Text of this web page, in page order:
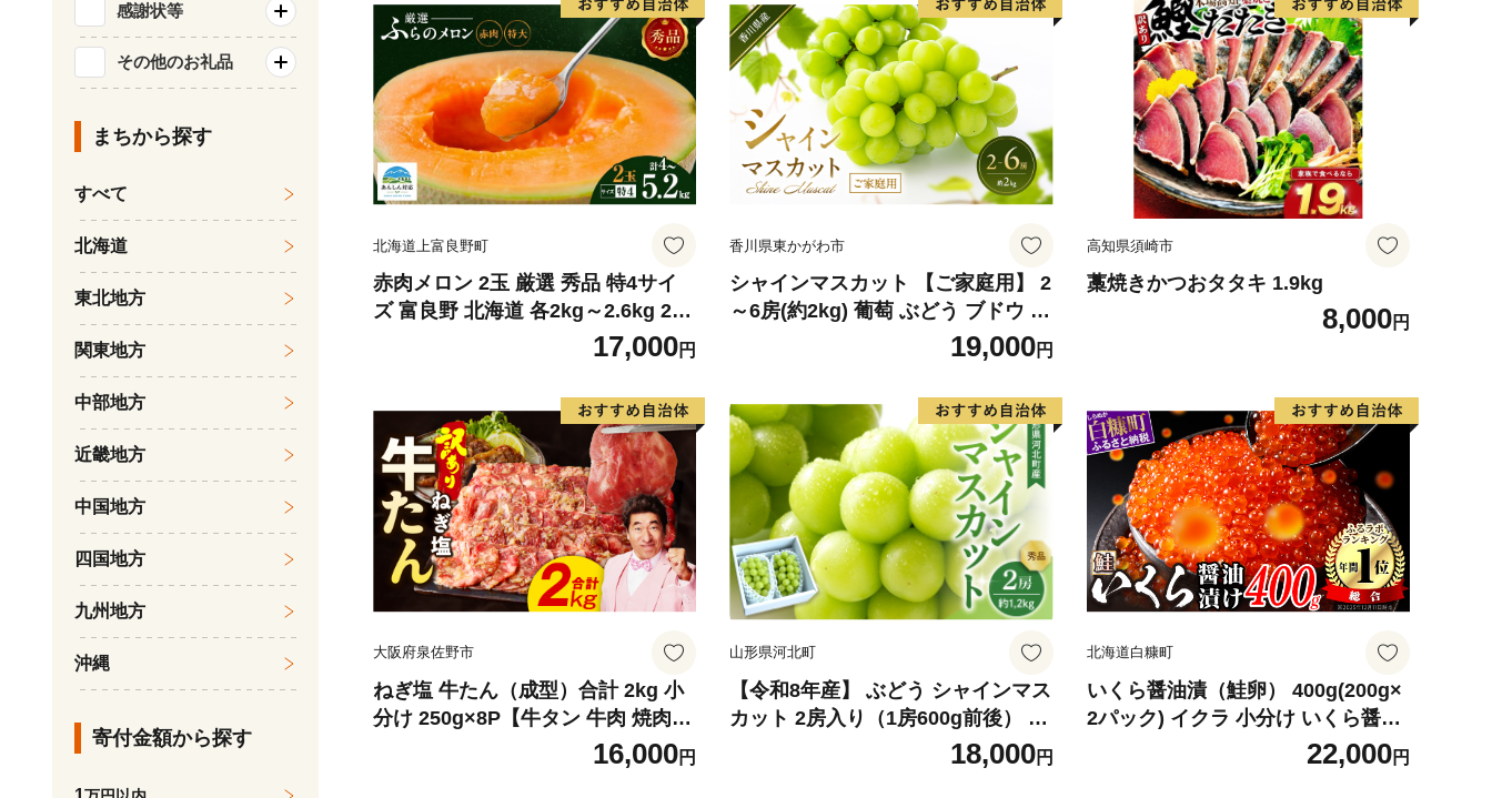
り タン
北海道上富良野町
赤肉メロン 2玉 厳選 秀品 特4サイ
ズ 富良野 北海道 各2kg～2.6kg 2玉
セット ファーム富良野 メロン めろ
ん 果物 くだもの フルーツ デザート
旬の果物 旬のフルーツ
17,000円
香川県東かがわ市
シャインマスカット 【ご家庭用】 2
～6房(約2kg) 葡萄 ぶどう ブドウ フ
ルーツ 果物 くだもの 果実 旬の果物
旬のフルーツ 香川 香川県 東かがわ
19,000円
高知県須崎市
藁焼きかつおタタキ 1.9kg
8,000円
大阪府泉佐野市
ねぎ塩 牛たん（成型）合計 2kg 小
分け 250g×8P【牛タン 牛肉 焼肉用
薄切り 訳あり サイズ不揃い】
16,000円
山形県河北町
【令和8年産】 ぶどう シャインマス
カット 2房入り（1房600g前後） 秀
品 山形県河北町産【山形eLab】 ka
18,000円
北海道白糠町
いくら醤油漬（鮭卵） 400g(200g×
2パック) イクラ 小分け いくら醤油
漬 鮭いくら いくら醤油漬け 鮭 鮭卵
ikura 醤油いくら 冷凍いくら いく
22,000円
感謝状等
その他のお礼品
まちから探す
すべて
北海道
東北地方
関東地方
中部地方
近畿地方
中国地方
四国地方
九州地方
沖縄
寄付金額から探す